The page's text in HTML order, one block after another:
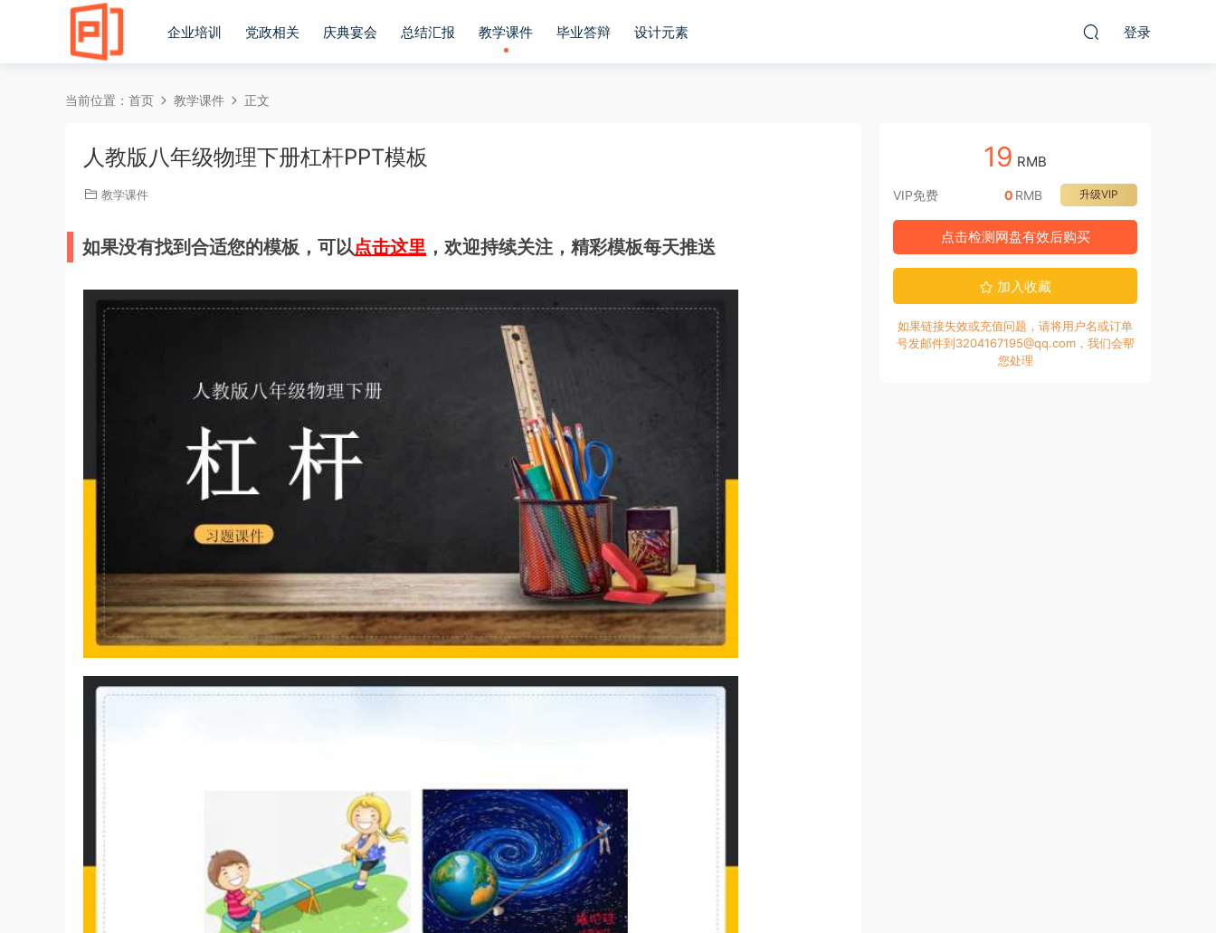
企业培训 党政相关 庆典宴会 总结汇报 教学课件 毕业答辩 设计元素 登录
当前位置： 首页 教学课件 正文
人教版八年级物理下册杠杆PPT模板
教学课件
如果没有找到合适您的模板，可以点击这里 ，欢迎持续关注，精彩模板每天推送
19 RMB
VIP免费 升级VIP
0 RMB
点击检测网盘有效后购买
加入收藏
如果链接失效或充值问题，请将用户名或订单
号发邮件到3204167195@qq.com，我们会帮
您处理